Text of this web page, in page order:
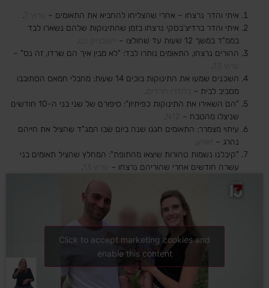
איתי והדר נרצחו – אחרי שהצליחו להחביא את התאומים –
.
איתי והדר ברדיצ'בסקי נרצחו בזמן שהתינוקות שלהם נשארו לבד
בממ"ד במשך 12 שעות עד שחולצו –
.
ההורים נרצחו, התאומים נותרו לבד: "לא מבין איך הם שרדו, זה נס" –
.
השכנים שמעו את התינוקות בוכים 14 שעות: מחבלי חמאס הסתובבו
מסביב לבית –
.
"הם השאירו את התינוקות כפיתיון": סיפורם של שני בני ה-10 חודשים
שניצלו מהטבח –
.
עיתוי מצמרר: התאומים חגגו שנה ביום שבו המג"ד שהציל את חייהם
נהרג –
.
"קיבלנו נשמות טהורות שיצאו מהתופת": המחלץ שהציל תאומים בני
עשרה חודשים אחרי שהוריהם נרצחו –
.
Click to accept marketing cookies and
enable this content